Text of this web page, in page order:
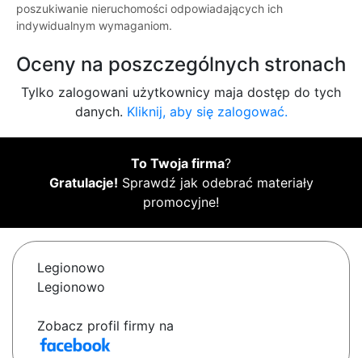
poszukiwanie nieruchomości odpowiadających ich
indywidualnym wymaganiom.
Oceny na poszczególnych stronach
Tylko zalogowani użytkownicy maja dostęp do tych
danych. Kliknij, aby się zalogować.
To Twoja firma?
Gratulacje! Sprawdź jak odebrać materiały
promocyjne!
Legionowo
Legionowo
Zobacz profil firmy na